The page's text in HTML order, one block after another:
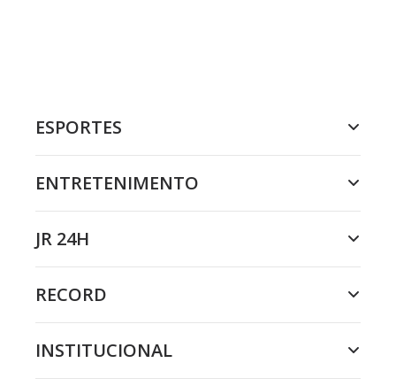
ESPORTES
ENTRETENIMENTO
JR 24H
RECORD
INSTITUCIONAL